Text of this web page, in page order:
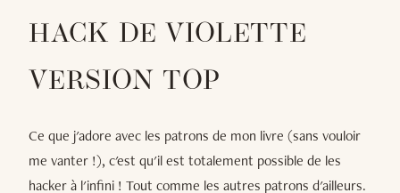
HACK DE VIOLETTE
VERSION TOP
Ce que j'adore avec les patrons de mon livre (sans vouloir
me vanter !), c'est qu'il est totalement possible de les
hacker à l'infini ! Tout comme les autres patrons d'ailleurs.